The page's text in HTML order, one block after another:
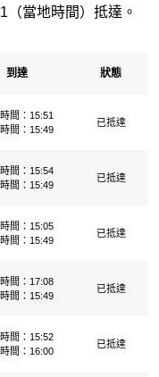
（當地時間）抵達。
到達 狀態
間：15:51
間：15:49
已抵達
間：15:54
間：15:49
已抵達
間：15:05
間：15:49
已抵達
間：17:08
間：15:49
已抵達
間：15:52
間：16:00
已抵達